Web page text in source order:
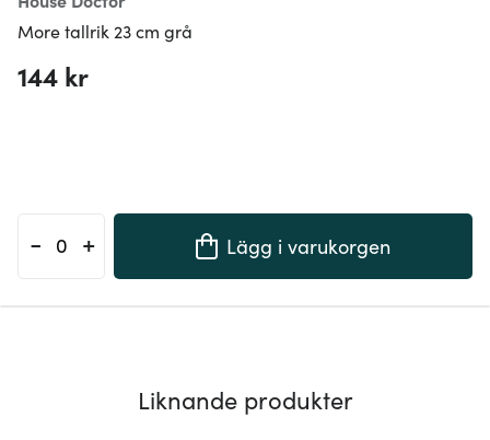
More tallrik 23 cm grå
144 kr
- + Lägg i varukorgen
Liknande produkter